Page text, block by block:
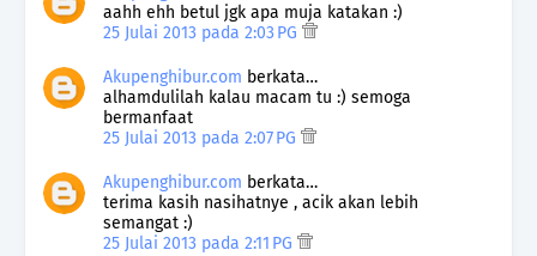
aahh ehh betul jgk apa muja katakan :)
25 Julai 2013 pada 2:03 PG
Akupenghibur.com berkata…
alhamdulilah kalau macam tu :) semoga
bermanfaat
25 Julai 2013 pada 2:07 PG
Akupenghibur.com berkata…
terima kasih nasihatnye , acik akan lebih
semangat :)
25 Julai 2013 pada 2:11 PG